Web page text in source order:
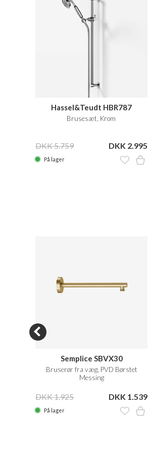
Hassel&Teudt HBR787
Brusesæt, Krom
DKK 5.759 DKK 2.995
På lager
Semplice SBVX30
Bruserør fra væg, PVD Børstet
Messing
DKK 1.925 DKK 1.539
På lager